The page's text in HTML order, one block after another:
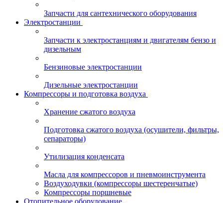
Запчасти для сантехнического оборудования
Электростанции
Запчасти к электростанциям и двигателям бензо и
дизельным
Бензиновые электростанции
Дизельные электростанции
Компрессоры и подготовка воздуха
Хранение сжатого воздуха
Подготовка сжатого воздуха (осушители, фильтры,
сепараторы)
Утилизация конденсата
Масла для компрессоров и пневмоинструмента
Воздуходувки (компрессоры шестеренчатые)
Компрессоры поршневые
Отопительное оборудование